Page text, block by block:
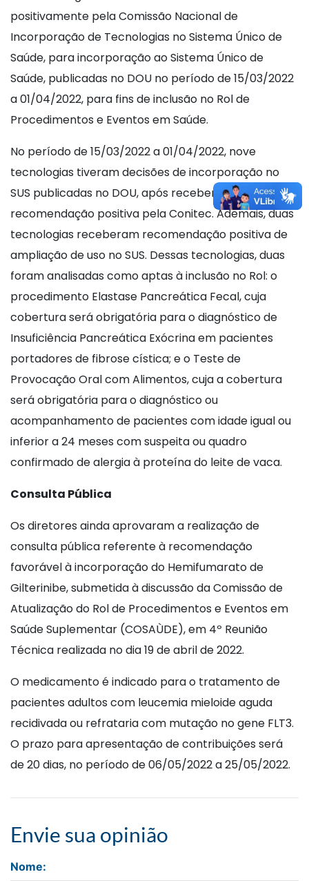
positivamente pela Comissão Nacional de
Incorporação de Tecnologias no Sistema Único de
Saúde, para incorporação ao Sistema Único de
Saúde, publicadas no DOU no período de 15/03/2022
a 01/04/2022, para fins de inclusão no Rol de
Procedimentos e Eventos em Saúde.
No período de 15/03/2022 a 01/04/2022, nove
tecnologias tiveram decisões de incorporação no
SUS publicadas no DOU, após receberem
recomendação positiva pela Conitec. Ademais, duas
tecnologias receberam recomendação positiva de
ampliação de uso no SUS. Dessas tecnologias, duas
foram analisadas como aptas à inclusão no Rol: o
procedimento Elastase Pancreática Fecal, cuja
cobertura será obrigatória para o diagnóstico de
Insuficiência Pancreática Exócrina em pacientes
portadores de fibrose cística; e o Teste de
Provocação Oral com Alimentos, cuja a cobertura
será obrigatória para o diagnóstico ou
acompanhamento de pacientes com idade igual ou
inferior a 24 meses com suspeita ou quadro
confirmado de alergia à proteína do leite de vaca.
Consulta Pública
Os diretores ainda aprovaram a realização de
consulta pública referente à recomendação
favorável à incorporação do Hemifumarato de
Gilterinibe, submetida à discussão da Comissão de
Atualização do Rol de Procedimentos e Eventos em
Saúde Suplementar (COSAÙDE), em 4º Reunião
Técnica realizada no dia 19 de abril de 2022.
O medicamento é indicado para o tratamento de
pacientes adultos com leucemia mieloide aguda
recidivada ou refrataria com mutação no gene FLT3.
O prazo para apresentação de contribuições será
de 20 dias, no período de 06/05/2022 a 25/05/2022.
Envie sua opinião
Nome: